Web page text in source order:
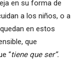
en su forma de
a los niños, o a
en estos
que
“tiene que ser”.